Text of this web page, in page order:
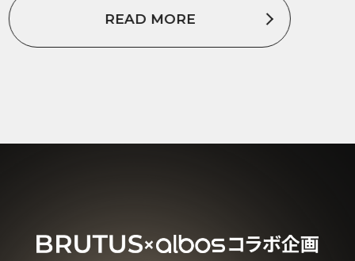
READ MORE